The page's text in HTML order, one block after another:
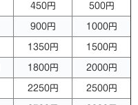
450円 500円
900円 1000円
1350円 1500円
1800円 2000円
2250円 2500円